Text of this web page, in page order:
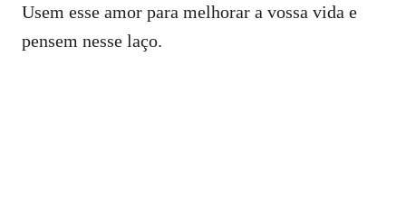
Usem esse amor para melhorar a vossa vida e
pensem nesse laço.